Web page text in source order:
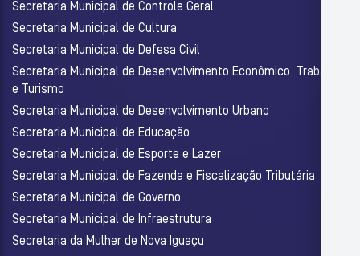
Secretaria Municipal de Controle Geral
Secretaria Municipal de Cultura
Secretaria Municipal de Defesa Civil
Secretaria Municipal de Desenvolvimento Econômico, Trabalho
e Turismo
Secretaria Municipal de Desenvolvimento Urbano
Secretaria Municipal de Educação
Secretaria Municipal de Esporte e Lazer
Secretaria Municipal de Fazenda e Fiscalização Tributária
Secretaria Municipal de Governo
Secretaria Municipal de Infraestrutura
Secretaria da Mulher de Nova Iguaçu